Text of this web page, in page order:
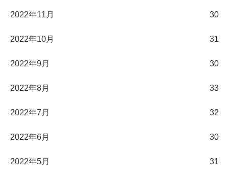
2022年11月 30
2022年10月 31
2022年9月 30
2022年8月 33
2022年7月 32
2022年6月 30
2022年5月 31